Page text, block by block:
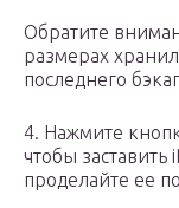
Обратите
размерах
последнего
4. Нажмите
чтобы заставить
проделайте ее